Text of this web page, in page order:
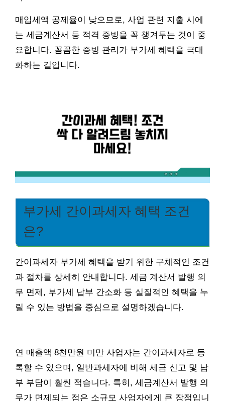
매입세액 공제율이 낮으므로, 사업 관련 지출 시에
는 세금계산서 등 적격 증빙을 꼭 챙겨두는 것이 중
요합니다. 꼼꼼한 증빙 관리가 부가세 혜택을 극대
화하는 길입니다.
부가세 간이과세자 혜택 조건
은?
간이과세자 부가세 혜택을 받기 위한 구체적인 조건
과 절차를 상세히 안내합니다. 세금 계산서 발행 의
무 면제, 부가세 납부 간소화 등 실질적인 혜택을 누
릴 수 있는 방법을 중심으로 설명하겠습니다.
연 매출액 8천만원 미만 사업자는 간이과세자로 등
록할 수 있으며, 일반과세자에 비해 세금 신고 및 납
부 부담이 훨씬 적습니다. 특히, 세금계산서 발행 의
무가 면제되는 점은 소규모 사업자에게 큰 장점입니